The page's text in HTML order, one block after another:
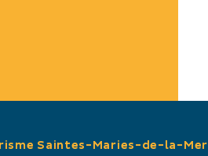
Saintes-Maries-de-la-Mer